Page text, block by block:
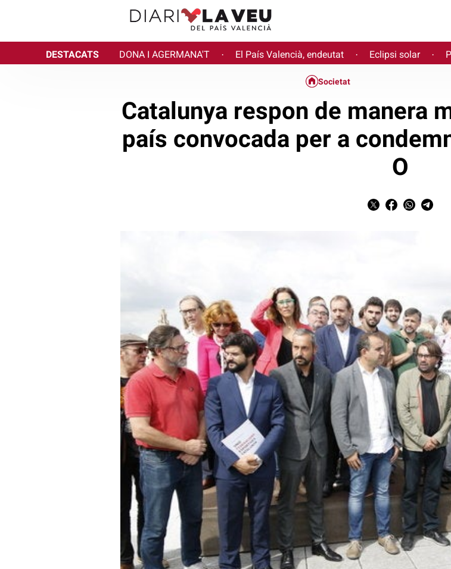
DESTACATS DONA I AGERMANA'T · El País Valencià, endeutat · Eclipsi solar ·
Societat
Catalunya respon de manera
país convocada per a
O